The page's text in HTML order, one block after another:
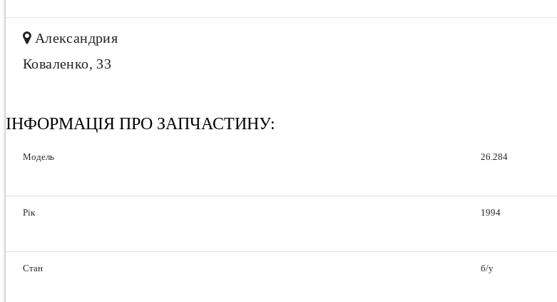
Александрия
Коваленко, 33
ІНФОРМАЦІЯ ПРО ЗАПЧАСТИНУ:
Модель 26.284
Рік 1994
Стан б/у